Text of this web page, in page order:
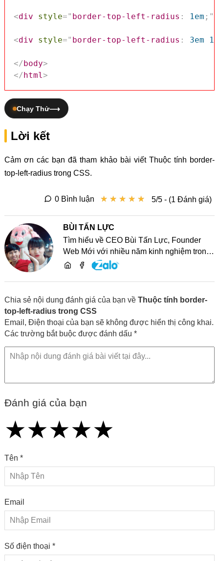
<div style=" border-top-left-radius : 1em ; "
<div style=" border-top-left-radius : 3em
</ body>
</ html>
Chạy Thử
Lời kết
Cảm ơn các bạn đã tham khảo bài viết Thuộc tính border-
top-left-radius trong CSS.
★ ★ ★ ★ ★
★ ★ ★ ★ ★ 5/5 - (1 Đánh giá)
0 Bình luận
BÙI TẤN LỰC
Tìm hiểu về CEO Bùi Tấn Lực, Founder
Web Mới với nhiều năm kinh nghiệm trong
lĩnh vực phát triển website, SEO và chia sẻ
Chia sẻ nội dung đánh giá của bạn về Thuộc tính border-
top-left-radius trong CSS
Email, Điện thoại của bạn sẽ không được hiển thị công khai.
Các trường bắt buộc được đánh dấu *
Đánh giá của bạn
★
★★
★★★
★★★★
★★★★★
Tên *
Email
Số điện thoại *